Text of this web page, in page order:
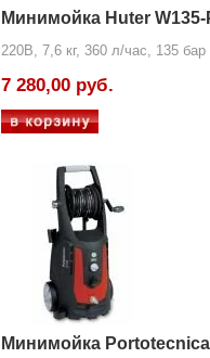
Минимойка Huter W135-
220В, 7,6 кг, 360 л/час, 135 бар
7 280,00 руб.
Минимойка Portotecnica